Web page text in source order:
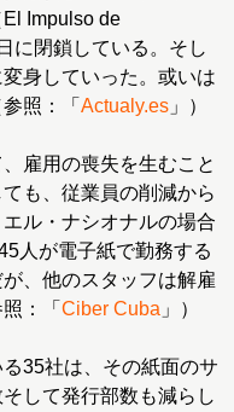
Impulso de
に閉鎖している。そし
身していった。或いは
照：「 Actualy.es 」）
雇用の喪失を生むこと
も、従業員の削減から
ル・ナシオナルの場合
人が電子紙で勤務する
、他のスタッフは解雇
：「 Ciber Cuba 」）
35社は、その紙面のサ
して発行部数も減らし